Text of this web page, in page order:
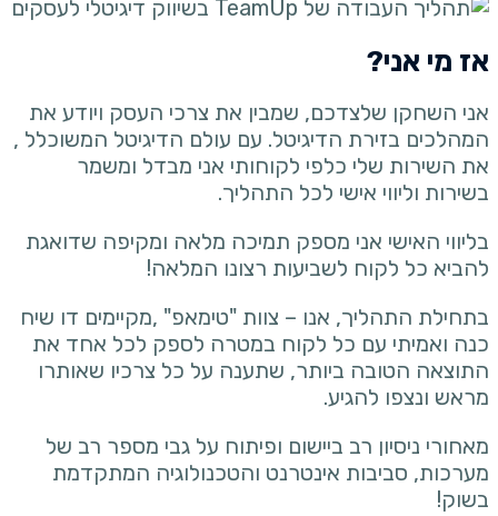
אז מי אני?
אני השחקן שלצדכם, שמבין את צרכי העסק ויודע את
המהלכים בזירת הדיגיטל. עם עולם הדיגיטל המשוכלל ,
את השירות שלי כלפי לקוחותי אני מבדל ומשמר
בשירות וליווי אישי לכל התהליך.
בליווי האישי אני מספק תמיכה מלאה ומקיפה שדואגת
להביא כל לקוח לשביעות רצונו המלאה!
בתחילת התהליך, אנו – צוות "טימאפ" ,מקיימים דו שיח
כנה ואמיתי עם כל לקוח במטרה לספק לכל אחד את
התוצאה הטובה ביותר, שתענה על כל צרכיו שאותרו
מראש ונצפו להגיע.
מאחורי ניסיון רב ביישום ופיתוח על גבי מספר רב של
מערכות, סביבות אינטרנט והטכנולוגיה המתקדמת
בשוק!